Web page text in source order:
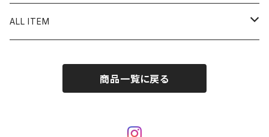
ALL ITEM
90’s BOOTLEG CLASSICS MARKER
商品一覧に戻る